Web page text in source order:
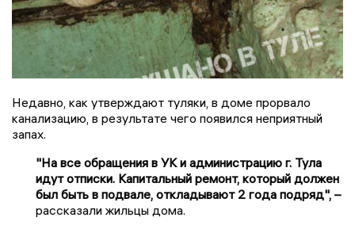
Недавно, как утверждают туляки, в доме прорвало
канализацию, в результате чего появился неприятный
запах.
"На все обращения в УК и администрацию г. Тула
идут отписки. Капитальный ремонт, который должен
был быть в подвале, откладывают 2 года подряд", –
рассказали жильцы дома.